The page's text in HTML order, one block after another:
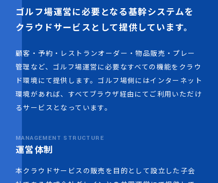
ゴルフ場運営に必要となる基幹システムを
クラウドサービスとして提供しています。
顧客・予約・レストランオーダー・物品販売・プレー
管理など、ゴルフ場運営に必要なすべての機能をクラウ
ド環境にて提供します。ゴルフ場側にはインターネット
環境があれば、すべてブラウザ経由にてご利用いただけ
るサービスとなっています。
MANAGEMENT STRUCTURE
運営体制
本クラウドサービスの販売を目的として設立した子会